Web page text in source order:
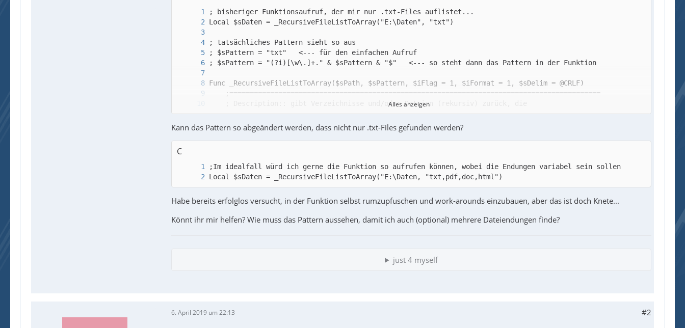
Alles anzeigen
Kann das Pattern so abgeändert werden, dass nicht nur .txt-Files gefunden werden?
C
Local $sDaten = _RecursiveFileListToArray("E:\Daten, "txt,pdf,doc,html")
Habe bereits erfolglos versucht, in der Funktion selbst rumzupfuschen und work-arounds einzubauen, aber das ist doch Knete...
Könnt ihr mir helfen? Wie muss das Pattern aussehen, damit ich auch (optional) mehrere Dateiendungen finde?
just 4 myself
6. April 2019 um 22:13 #2